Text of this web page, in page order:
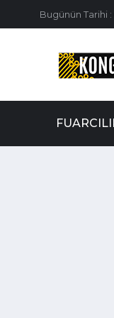
Bugünün Tarihi